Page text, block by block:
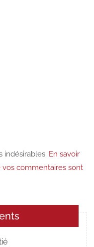
indésirables. En savoir
commentaires sont